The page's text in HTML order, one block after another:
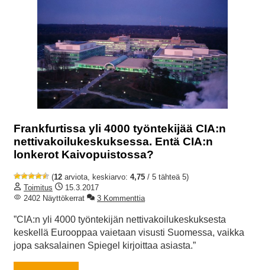
Frankfurtissa yli 4000 työntekijää CIA:n
nettivakoilukeskuksessa. Entä CIA:n
lonkerot Kaivopuistossa?
(12 arviota, keskiarvo: 4,75 / 5 tähteä 5)
Toimitus
15.3.2017
2402 Näyttökerrat
3 Kommenttia
”CIA:n yli 4000 työntekijän nettivakoilukeskuksesta
keskellä Eurooppaa vaietaan visusti Suomessa, vaikka
jopa saksalainen Spiegel kirjoittaa asiasta.”